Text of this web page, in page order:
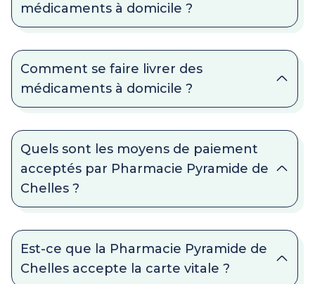
médicaments à domicile ?
Comment se faire livrer des
médicaments à domicile ?
Quels sont les moyens de paiement
acceptés par Pharmacie Pyramide de
Chelles ?
Est-ce que la Pharmacie Pyramide de
Chelles accepte la carte vitale ?